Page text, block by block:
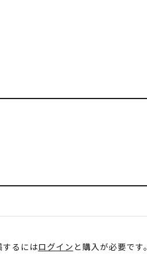
するにはログイン と購入が必要です。